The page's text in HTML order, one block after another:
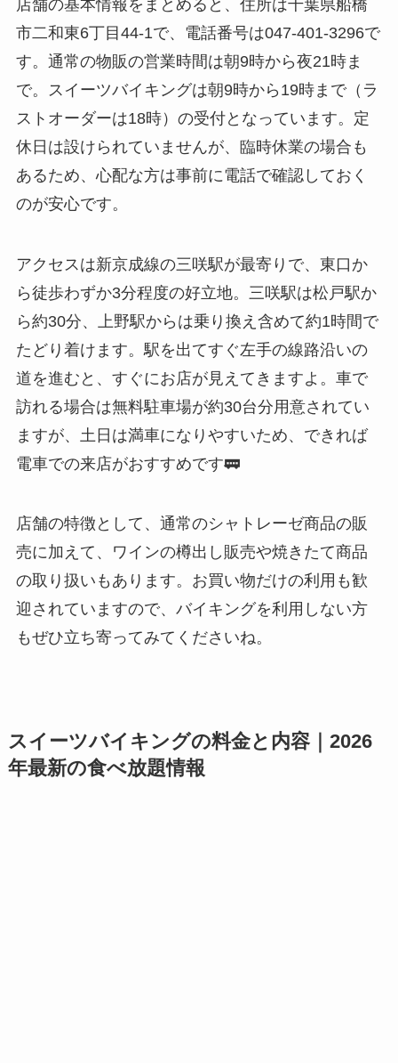
店舗の基本情報をまとめると、住所は千葉県船橋
市二和東6丁目44-1で、電話番号は047-401-3296で
す。通常の物販の営業時間は朝9時から夜21時ま
で。スイーツバイキングは朝9時から19時まで（ラ
ストオーダーは18時）の受付となっています。定
休日は設けられていませんが、臨時休業の場合も
あるため、心配な方は事前に電話で確認しておく
のが安心です。
アクセスは新京成線の三咲駅が最寄りで、東口か
ら徒歩わずか3分程度の好立地。三咲駅は松戸駅か
ら約30分、上野駅からは乗り換え含めて約1時間で
たどり着けます。駅を出てすぐ左手の線路沿いの
道を進むと、すぐにお店が見えてきますよ。車で
訪れる場合は無料駐車場が約30台分用意されてい
ますが、土日は満車になりやすいため、できれば
電車での来店がおすすめです🚃
店舗の特徴として、通常のシャトレーゼ商品の販
売に加えて、ワインの樽出し販売や焼きたて商品
の取り扱いもあります。お買い物だけの利用も歓
迎されていますので、バイキングを利用しない方
もぜひ立ち寄ってみてくださいね。
スイーツバイキングの料金と内容｜2026
年最新の食べ放題情報